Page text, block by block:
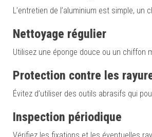
L’entretien de l’aluminium est simple,
Nettoyage régulier
Utilisez une éponge douce ou un chiffon
Protection contre les
Évitez d’utiliser des outils abrasifs qui
Inspection périodique